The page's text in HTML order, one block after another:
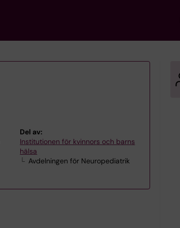
Del av:
Institutionen för kvinnors och barns
hälsa
Avdelningen för Neuropediatrik